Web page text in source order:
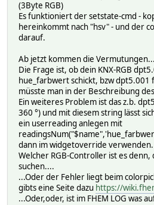
MODEL dpt1.001
NO 1
OPTION
RDNAMEGET schalten
RDNAMESET schalten
SETLIST
status:
CODE 00215
GROUP 0/2/21
MODEL dpt1.011
NO 2
OPTION
RDNAMEGET status
RDNAMEPUT status
RDNAMESET status
SETLIST
status_hsv:
CODE 0021b
(3Byte RGB)
Es funktioniert der setstate-cmd -
hereinkommt nach "hsv" - und der
darauf.
Ab jetzt kommen die
Die Frage ist, ob dein KNX-RGB
hue_farbwert schickt, bzw
müsste man in der Beschreibung
Ein weiteres Problem ist das z.b.
360 °) und mit diesem string lässt
ein userreading anlegen mit
dann im widgetoverride verwenden.
Welcher RGB-Controller ist es
suchen....
...Oder der Fehler liegt beim
gibts eine Seite dazu https://
...Oder,oder, ist im FHEM LOG was